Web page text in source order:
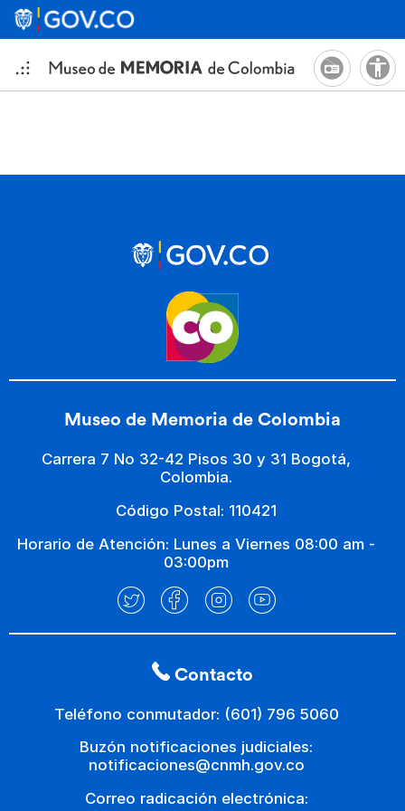
Museo de Memoria de Colombia
Carrera 7 No 32-42 Pisos 30 y 31 Bogotá,
Colombia.
Código Postal: 110421
Horario de Atención: Lunes a Viernes 08:00 am -
03:00pm
Contacto
Teléfono conmutador: (601) 796 5060
Buzón notificaciones judiciales:
notificaciones@cnmh.gov.co
Correo radicación electrónica: